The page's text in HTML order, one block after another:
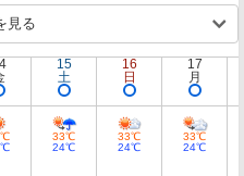
見る
15
土
33℃
24℃
16
日
33℃
24℃
17
月
33℃
24℃